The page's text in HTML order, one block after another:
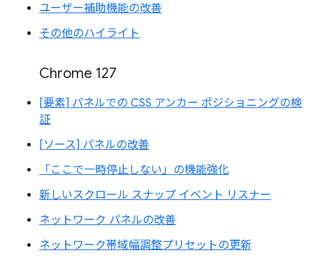
ユーザー補助機能の改善
その他のハイライト
Chrome 127
[要素] パネルでの CSS アンカー ポジショニングの検
証
[ソース] パネルの改善
「ここで一時停止しない」の機能強化
新しいスクロール スナップ イベント リスナー
ネットワーク パネルの改善
ネットワーク帯域幅調整プリセットの更新